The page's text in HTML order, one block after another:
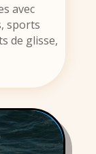
avec
sports
de glisse,